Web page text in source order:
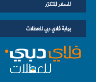
للسفر المتكرّر
بوابة فلاي دبي للعطلات